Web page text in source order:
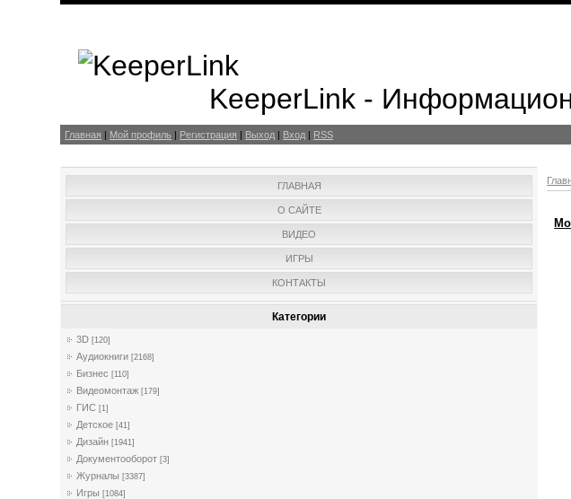
KeeperLink -
Главная | Мой профиль | Регистрация | Выход | Вход | RSS
ГЛАВНАЯ
О САЙТЕ
ВИДЕО
ИГРЫ
КОНТАКТЫ
Категории
3D [120]
Аудиокниги [2168]
Бизнес [110]
Видеомонтаж [179]
ГИС [1]
Детское [41]
Дизайн [1941]
Документооборот [3]
Журналы [3387]
Игры [1084]